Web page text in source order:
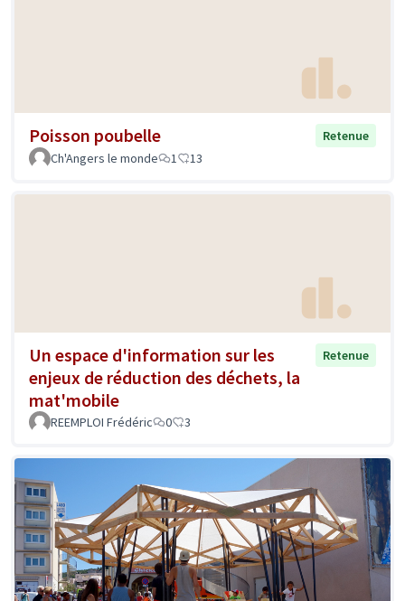
Poisson poubelle
Retenue
Ch'Angers le monde
1 13
Un espace d'information sur les
enjeux de réduction des déchets, la
mat'mobile
Retenue
REEMPLOI Frédéric 0 3